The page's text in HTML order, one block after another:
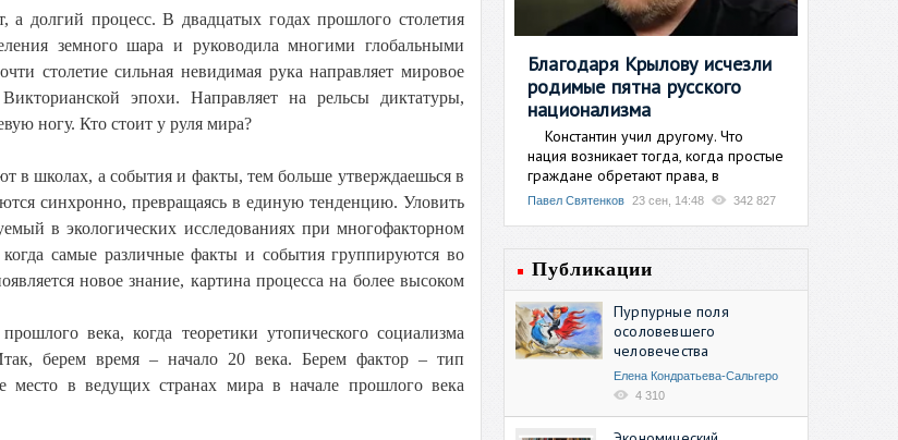
а долгий процесс. В двадцатых годах прошлого столетия
земного шара и руководила многими глобальными
столетие сильная невидимая рука направляет мировое
эпохи. Направляет на рельсы диктатуры,
ногу. Кто стоит у руля мира?
в школах, а события и факты, тем больше утверждаешься в
синхронно, превращаясь в единую тенденцию. Уловить
в экологических исследованиях при многофакторном
самые различные факты и события группируются во
новое знание, картина процесса на более высоком
века, когда теоретики утопического социализма
берем время – начало 20 века. Берем фактор – тип
в ведущих странах мира в начале прошлого века
Благодаря Крылову исчезли
родимые пятна русского
национализма
Константин учил другому. Что
нация возникает тогда, когда простые
граждане обретают права, в
Павел Святенков 23 сен, 14:48 342 827
Публикации
Пурпурные поля
осоловевшего
человечества
Елена Кондратьева-Сальгеро
4 310